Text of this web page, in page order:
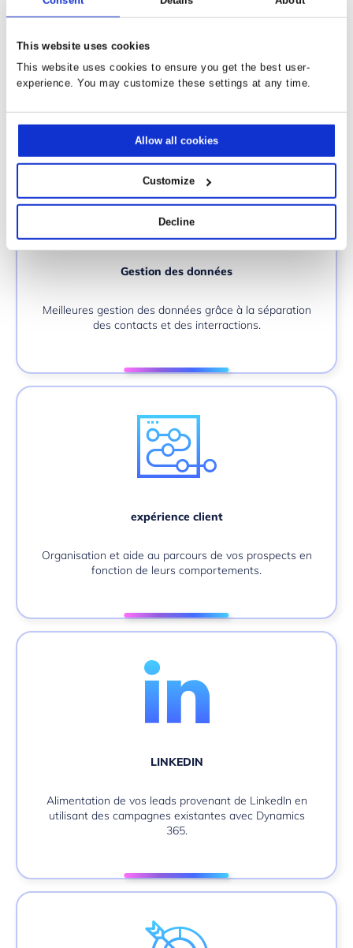
This website uses cookies
This website uses cookies to ensure you get the best user-
experience. You may customize these settings at any time.
Allow all cookies
Customize
Decline
Gestion de vos événements, webinars (ON24) avec
un portail des événements (gestion : sessions,
intervenants et salles).
Gestion des données
Meilleures gestion des données grâce à la séparation
des contacts et des interractions.
expérience client
Organisation et aide au parcours de vos prospects en
fonction de leurs comportements.
LINKEDIN
Alimentation de vos leads provenant de LinkedIn en
utilisant des campagnes existantes avec Dynamics
365.